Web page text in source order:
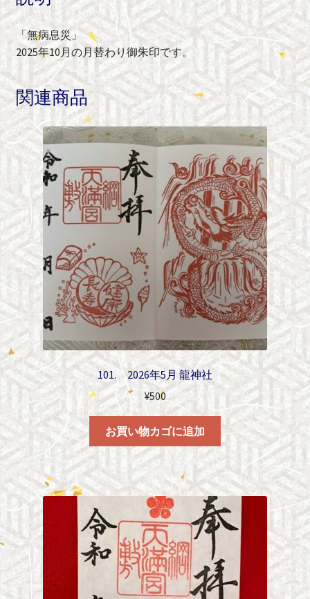
「無病息災」
2025年10月の月替わり御朱印です。
関連商品
101. 2026年5月 龍神社
¥500
お買い物カゴに追加